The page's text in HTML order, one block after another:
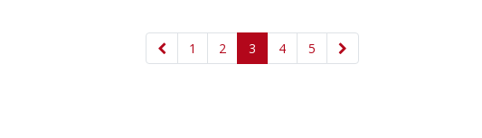
1 2 3 4 5